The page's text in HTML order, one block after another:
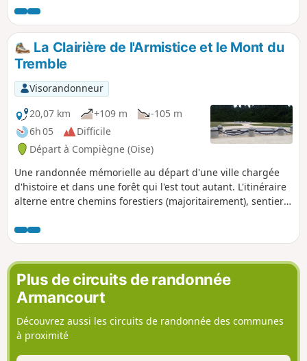
La Clairière de l'Armistice et le Mont du
Tremble
Visorandonneur
20,07 km
+109 m
-105 m
6h 05
Difficile
Départ à Compiègne (Oise)
Une randonnée mémorielle au départ d'une ville chargée
d'histoire et dans une forêt qui l'est tout autant. L'itinéraire
alterne entre chemins forestiers (majoritairement), sentiers,
Tremble, cheminement le long de l'Aisne et tronçons
urbains riches en patrimoine.
Plus de circuits de randonnée
Armancourt
Découvrez aussi les circuits de randonnée des communes
à proximité